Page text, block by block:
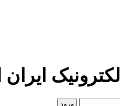
ایران